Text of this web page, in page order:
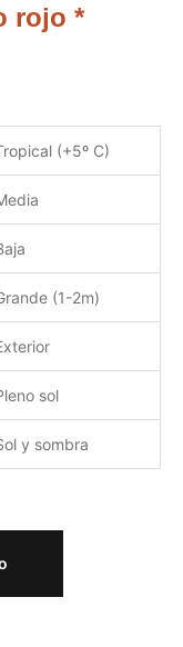
rojo *
(+5º C)
(1-2m)
sol
y sombra